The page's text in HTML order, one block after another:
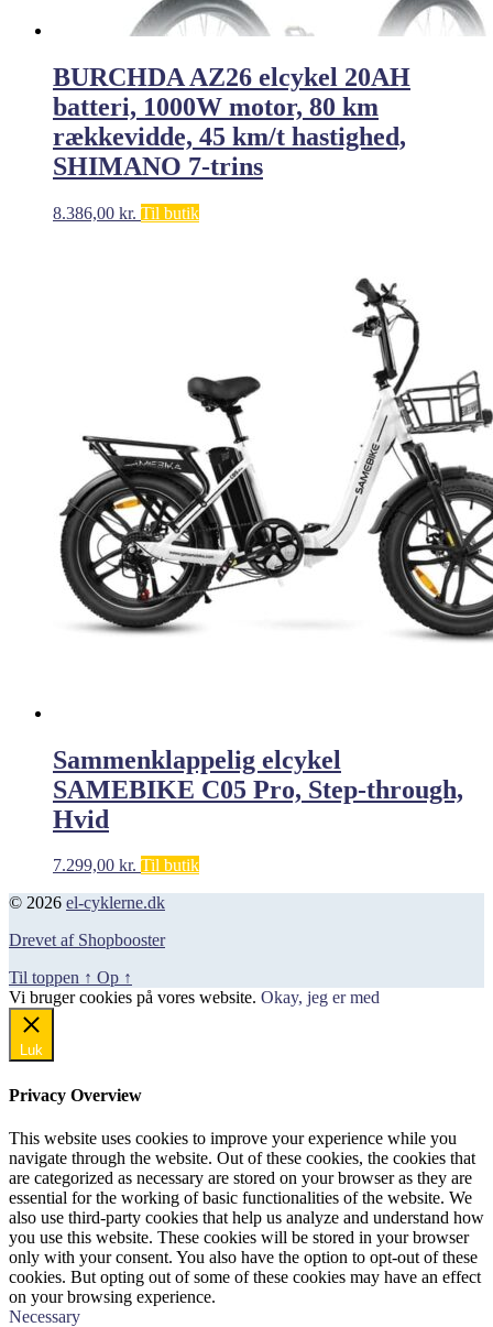
BURCHDA AZ26 elcykel 20AH
batteri, 1000W motor, 80 km
rækkevidde, 45 km/t hastighed,
SHIMANO 7-trins
8.386,00 kr. Til butik
Sammenklappelig elcykel
SAMEBIKE C05 Pro, Step-through,
Hvid
7.299,00 kr. Til butik
© 2026 el-cyklerne.dk
Drevet af Shopbooster
Til toppen ↑ Op ↑
Vi bruger cookies på vores website. Okay, jeg er med
Luk
Privacy Overview
This website uses cookies to improve your experience while you
navigate through the website. Out of these cookies, the cookies that
are categorized as necessary are stored on your browser as they are
essential for the working of basic functionalities of the website. We
also use third-party cookies that help us analyze and understand how
you use this website. These cookies will be stored in your browser
only with your consent. You also have the option to opt-out of these
cookies. But opting out of some of these cookies may have an effect
on your browsing experience.
Necessary